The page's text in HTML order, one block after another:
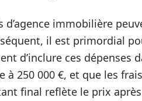
d’agence immobilière
il est primordial
d’inclure ces
à 250 000 €, et que les
final reflète le prix